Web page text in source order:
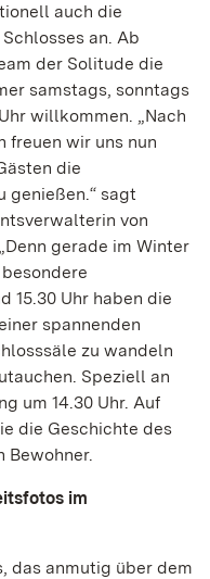
auch die
an. Ab
der Solitude die
samstags, sonntags
willkommen. „Nach
freuen wir uns nun
die
genießen.“ sagt
von
gerade im Winter
15.30 Uhr haben die
spannenden
zu wandeln
Speziell an
um 14.30 Uhr. Auf
die Geschichte des
Bewohner.
im
das anmutig über dem